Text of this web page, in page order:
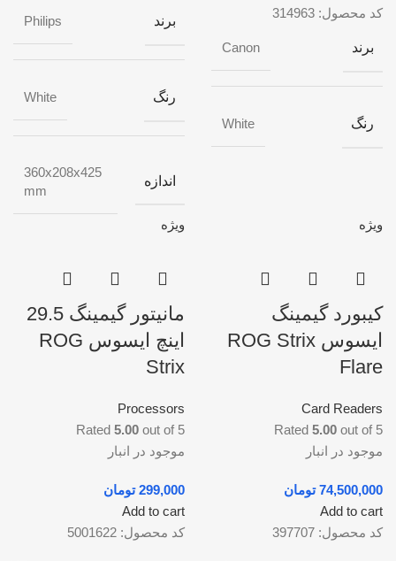
کد محصول: 314963
برند Canon
رنگ White
برند Philips
رنگ White
اندازه
360x208x425
mm
ویژه
کیبورد گیمینگ
ایسوس ROG Strix
Flare
Card Readers
Rated 5.00 out of 5
موجود در انبار
تومان
Add to cart
کد محصول: 397707
ویژه
مانیتور گیمینگ 29.5
اینچ ایسوس ROG
Strix
Processors
Rated 5.00 out of 5
موجود در انبار
تومان
Add to cart
کد محصول: 5001622